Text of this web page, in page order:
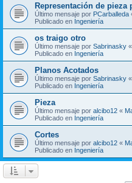
Representación de pieza
Último mensaje por PCarballeda
Publicado en Ingeniería
os traigo otro
Último mensaje por Sabrinasky «
Publicado en Ingeniería
Planos Acotados
Último mensaje por Sabrinasky «
Publicado en Ingeniería
Pieza
Último mensaje por alcibo12 «
Publicado en Ingeniería
Cortes
Último mensaje por alcibo12 «
Publicado en Ingeniería